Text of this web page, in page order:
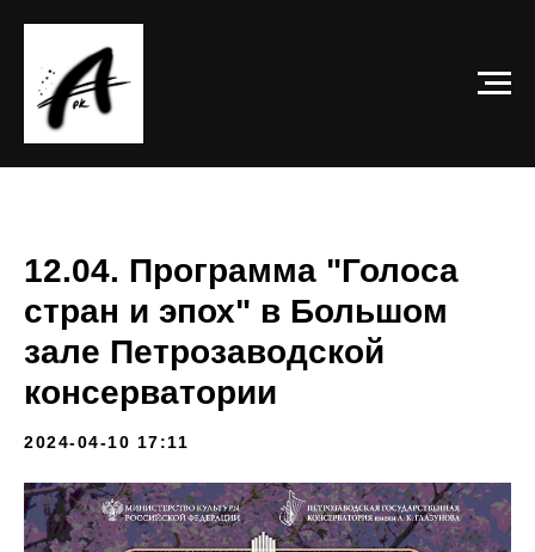
12.04. Программа "Голоса
стран и эпох" в Большом
зале Петрозаводской
консерватории
2024-04-10 17:11